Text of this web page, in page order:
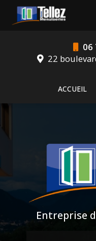
contenu
06
22
ACCUEIL
Entreprise